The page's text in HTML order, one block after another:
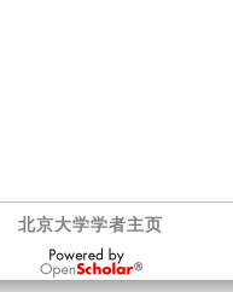
北京大学学者主页
OpenScholar